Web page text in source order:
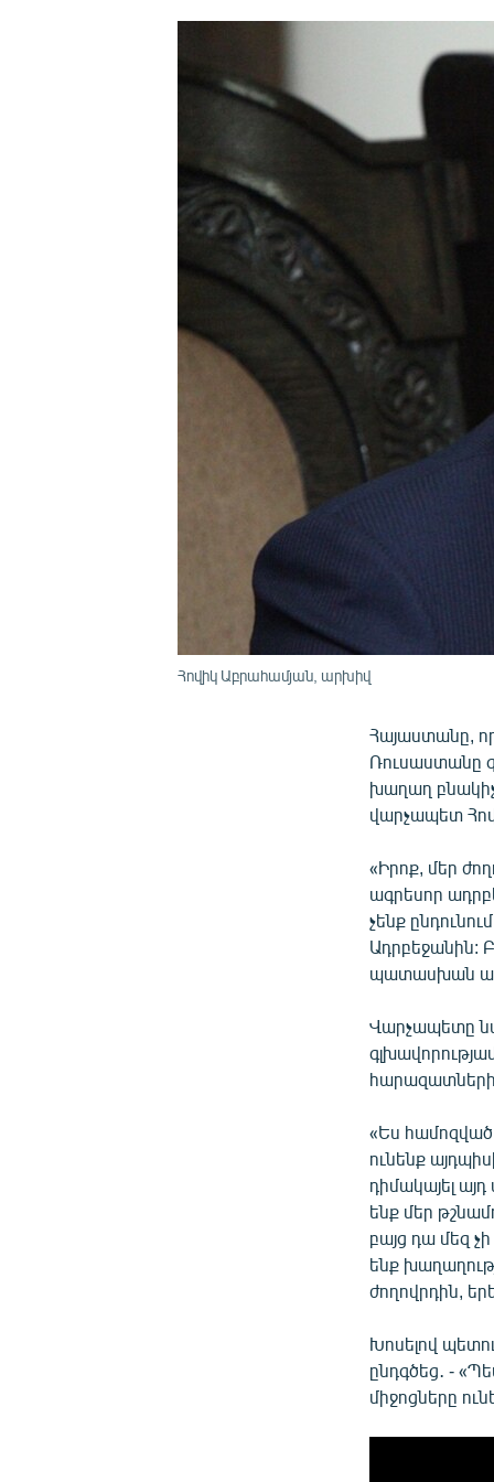
ՁԳՏԵԼՈՎ ԼԱՎԱԳՈՒՅՆԻՆ
Հովիկ Աբրահամյան, արխիվ
Հայաստանը,
Ռուսաստանը
խաղաղ
վարչապետ
«Իրոք, մեր
ագրեսոր
չենք
Ադրբեջանին:
պատասխան
Վարչապետը
«Ես համոզված
ունենք
դիմակայել
ենք մեր
բայց դա մեզ
ենք
ժողովրդին,
Խոսելով
ընդգծեց․ -
միջոցները